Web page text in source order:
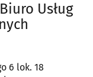
Usług
6 lok. 18